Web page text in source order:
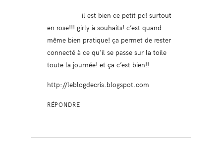
il est bien ce petit pc! surtout
en rose!!! girly à souhaits! c’est quand
même bien pratique! ça permet de rester
connecté à ce qu’il se passe sur la toile
toute la journée! et ça c’est bien!!
http://leblogdecris.blogspot.com
RÉPONDRE